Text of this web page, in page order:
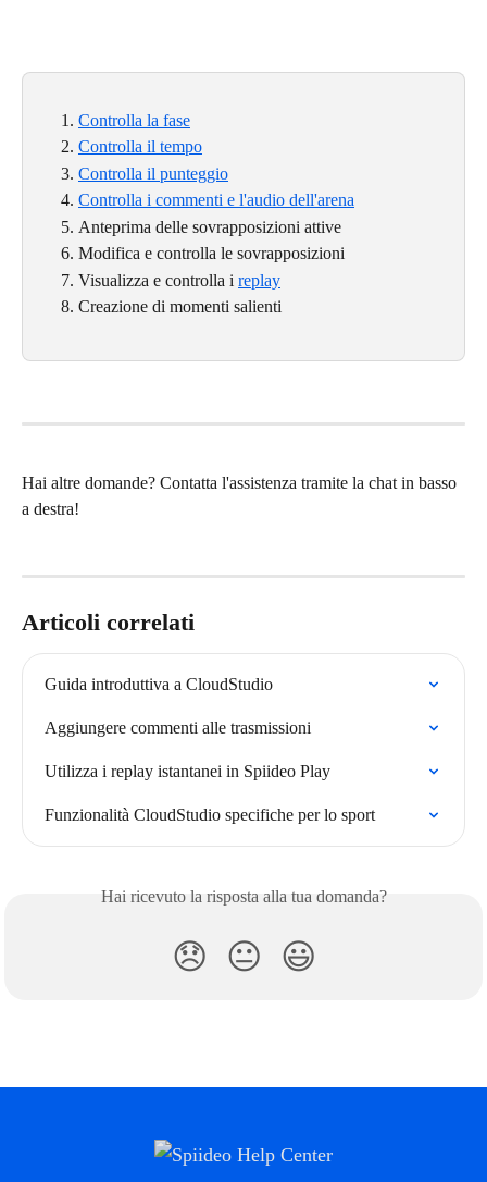
Controlla la fase
Controlla il tempo
Controlla il punteggio
Controlla i commenti e l'audio dell'arena
Anteprima delle sovrapposizioni attive
Modifica e controlla le sovrapposizioni
Visualizza e controlla i replay
Creazione di momenti salienti
Hai altre domande? Contatta l'assistenza tramite la chat in basso
a destra!
Articoli correlati
Guida introduttiva a CloudStudio
Aggiungere commenti alle trasmissioni
Utilizza i replay istantanei in Spiideo Play
Funzionalità CloudStudio specifiche per lo sport
Hai ricevuto la risposta alla tua domanda?
😞 😐 😃